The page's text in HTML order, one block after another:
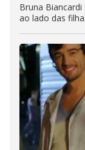
Bruna
ao lado das